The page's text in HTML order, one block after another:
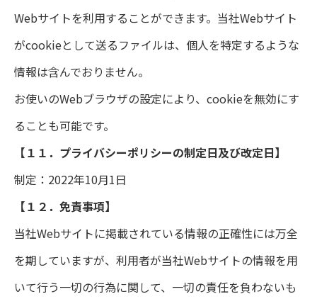
Webサイトを利用することができます。当社Webサイト
がcookieとして送るファイルは、個人を特定するような
情報は含んでおりません。
お使いのWebブラウザの設定により、cookieを無効にす
ることも可能です。
【１１．プライバシーポリシーの制定日及び改定日】
制定：2022年10月1日
【１２．免責事項】
当社Webサイトに掲載されている情報の正確性には万全
を期していますが、利用者が当社Webサイトの情報を用
いて行う一切の行為に関して、一切の責任を負わないも